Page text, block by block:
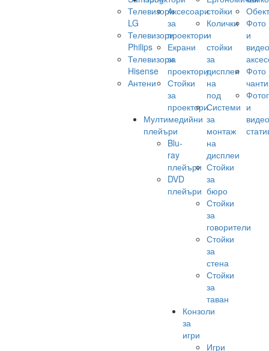
Телевизори
LG
Телевизори
Philips
Телевизори
Hisense
Антени
Аксесоари
за
проектори
Екрани
за
проектори
Стойки
за
проектори
Мултимедийни
плейъри
Blu-
ray
плейъри
DVD
плейъри
стойки
Колички
и
стойки
за
дисплеи
на
под
Системи
за
монтаж
на
дисплеи
Стойки
за
бюро
Стойки
за
говорители
Стойки
за
стена
Стойки
за
таван
Конзоли
за
игри
Игри
Фото
и
видео
Фото
чанти
и
видео